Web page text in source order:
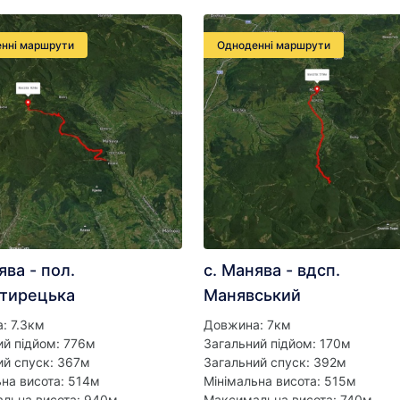
маршрути
- пол.
7.3км
підйом: 776м
спуск: 367м
висота: 514м
Одноденні маршрути
с. Манява - вдсп.
Манявський
Довжина: 7км
Загальний підйом: 170м
Загальний спуск: 392м
Мінімальна висота: 515м